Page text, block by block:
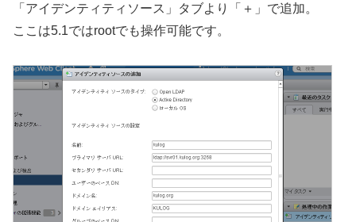
「アイデンティティソース」タブより「＋」で追加。
ここは5.1ではrootでも操作可能です。